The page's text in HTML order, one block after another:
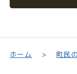
ホーム 町民